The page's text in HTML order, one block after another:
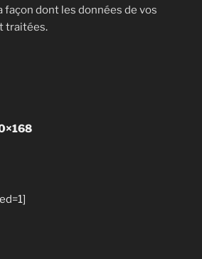
façon dont les données de vos
traitées.